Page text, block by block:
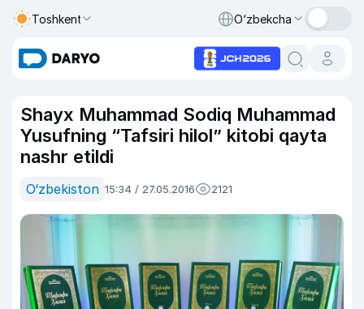
Toshkent O‘zbekcha
Shayx Muhammad Sodiq Muhammad
Yusufning “Tafsiri hilol” kitobi qayta
nashr etildi
O‘zbekiston 15:34 / 27.05.2016 2121